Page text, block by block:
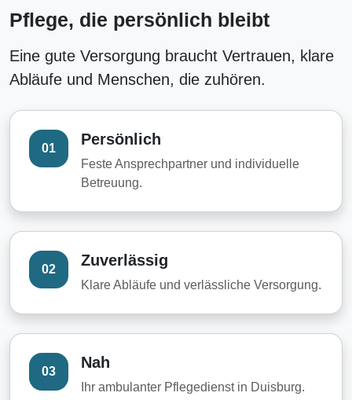
Pflege, die persönlich bleibt
Eine gute Versorgung braucht Vertrauen, klare
Abläufe und Menschen, die zuhören.
01
Persönlich
Feste Ansprechpartner und individuelle
Betreuung.
02
Zuverlässig
Klare Abläufe und verlässliche Versorgung.
03
Nah
Ihr ambulanter Pflegedienst in Duisburg.